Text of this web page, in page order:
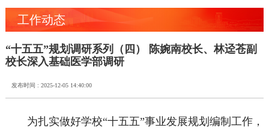
工作动态
“十五五”规划调研系列（四） 陈婉南校长、林迳苍副
校长深入基础医学部调研
发布时间 : 2025-12-05 14:40:00
为扎实做好学校“十五五”事业发展规划编制工作，